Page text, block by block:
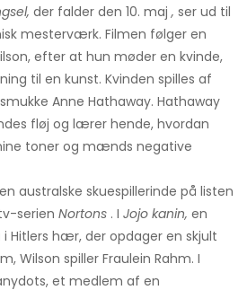
der falder den 10. maj , ser ud til
mesterværk. Filmen følger en
efter at hun møder en kvinde,
til en kunst. Kvinden spilles af
Anne Hathaway. Hathaway
fløj og lærer hende, hvordan
toner og mænds negative
australske skuespillerinde på listen
serien Nortons . I Jojo kanin, en
Hitlers hær, der opdager en skjult
Wilson spiller Fraulein Rahm. I
et medlem af en